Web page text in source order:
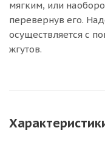
мягким, или
перевернув его.
осуществляется с
жгутов.